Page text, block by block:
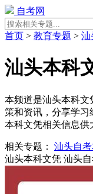
自考网
首页 > 教育专题 > 汕
汕头本科
本频道是汕头本科文
策和资讯，分享学习
本科文凭相关信息供
相关专题： 汕头自
汕头本科文凭 汕头